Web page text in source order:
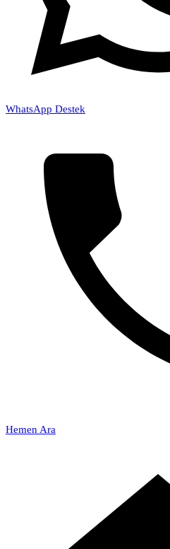
WhatsApp Destek
Hemen Ara